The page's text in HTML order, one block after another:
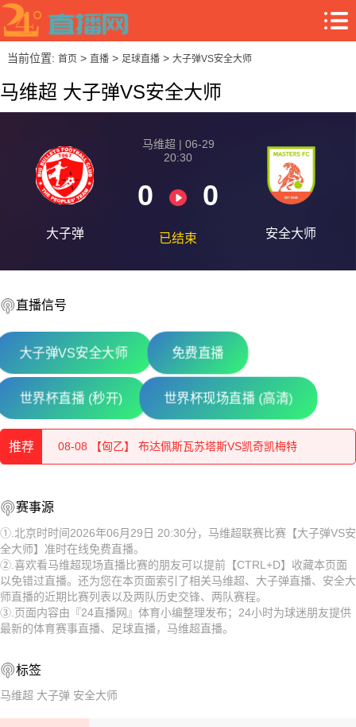
当前位置: 首页> 直播> 足球直播> 大子弹VS安全大师
马维超 大子弹VS安全大师
大子弹
马维超 | 06-29
20:30
0 0
已结束 安全大师
直播信号
大子弹VS安全大师 免费直播
世界杯直播 (秒开) 世界杯现场直播 (高清)
推荐
08-08 【奥丙】 布雷堡VSATSV沃夫堡
08-08 【匈乙】 维迪奥顿VS斯泽格迪
08-08 【奥丙】 沃尔夫斯贝格业余队VS克拉根福多瑙河
08-08 【匈乙】 布达佩斯瓦苏塔斯VS凯奇凯梅特
08-08 【瑞士乙】 沃韦体育VS梅林
08-08 【奥乙】 格拉茨风暴青年队VSFAC维也纳
08-08 【匈甲】 基斯华达VS新佩斯
08-08 【奥丙】 沃尔夫斯贝格业余队VS克拉根福多瑙河
08-08 【匈乙】 布达佩斯瓦苏塔斯VS凯奇凯梅特
08-08 【匈乙】 阿贾克VS卡格SE
08-08 【奥乙】 格拉茨风暴青年队VSFAC维也纳
赛事源
①.北京时时间2026年06月29日 20:30分，马维超联赛比赛【大子弹VS安
全大师】准时在线免费直播。
②.喜欢看马维超现场直播比赛的朋友可以提前【CTRL+D】收藏本页面
以免错过直播。还为您在本页面索引了相关马维超、大子弹直播、安全大
师直播的近期比赛列表以及两队历史交锋、两队赛程。
③.页面内容由『24直播网』体育小编整理发布；24小时为球迷朋友提供
最新的体育赛事直播、足球直播，马维超直播。
标签
马维超 大子弹 安全大师